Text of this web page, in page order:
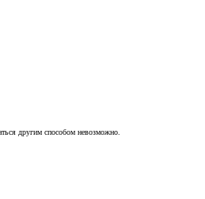
другим способом невозможно.